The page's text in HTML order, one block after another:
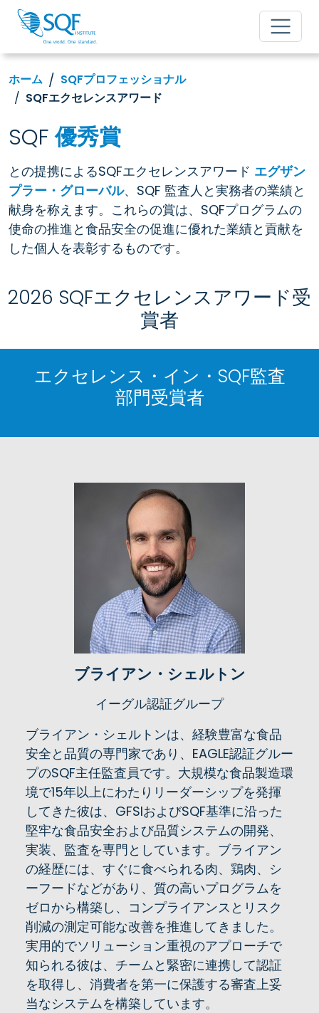
ホーム
SQFプロフェッショナル
SQFエクセレンスアワード
SQF優秀賞
との提携によるSQFエクセレンスアワード エグザン
プラー・グローバル、SQF 監査人と実務者の業績と
献身を称えます。これらの賞は、SQFプログラムの
使命の推進と食品安全の促進に優れた業績と貢献を
した個人を表彰するものです。
2026 SQFエクセレンスアワード受
賞者
エクセレンス・イン・SQF監査
部門受賞者
ブライアン・シェルトン
イーグル認証グループ
ブライアン・シェルトンは、経験豊富な食品
安全と品質の専門家であり、EAGLE認証グルー
プのSQF主任監査員です。大規模な食品製造環
境で15年以上にわたりリーダーシップを発揮
してきた彼は、GFSIおよびSQF基準に沿った
堅牢な食品安全および品質システムの開発、
実装、監査を専門としています。ブライアン
の経歴には、すぐに食べられる肉、鶏肉、シ
ーフードなどがあり、質の高いプログラムを
ゼロから構築し、コンプライアンスとリスク
削減の測定可能な改善を推進してきました。
実用的でソリューション重視のアプローチで
知られる彼は、チームと緊密に連携して認証
を取得し、消費者を第一に保護する審査上妥
当なシステムを構築しています。